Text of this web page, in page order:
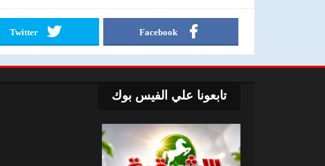
Facebook
Twitter
تابعونا علي الفيس بوك